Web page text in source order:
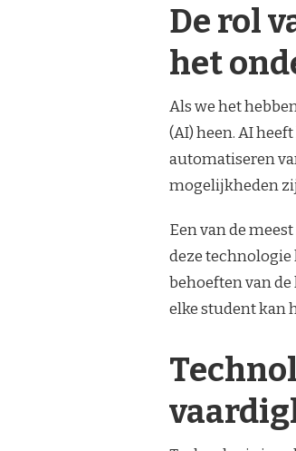
De rol
het
Als we het
(AI) heen. AI
automatiseren
mogelijkheden
Een van de
deze
behoeften van
elke student kan